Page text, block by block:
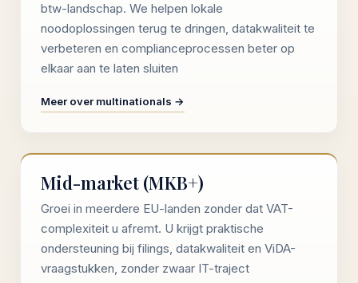
btw-landschap. We helpen lokale
noodoplossingen terug te dringen, datakwaliteit te
verbeteren en complianceprocessen beter op
elkaar aan te laten sluiten
Meer over multinationals →
Mid-market (MKB+)
Groei in meerdere EU-landen zonder dat VAT-
complexiteit u afremt. U krijgt praktische
ondersteuning bij filings, datakwaliteit en ViDA-
vraagstukken, zonder zwaar IT-traject